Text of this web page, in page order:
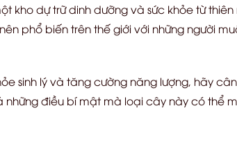
kho dự trữ dinh dưỡng và sức khỏe từ thiên
phổ biến trên thế giới với những người
sinh lý và tăng cường năng lượng, hãy
điều bí mật mà loại cây này có thể